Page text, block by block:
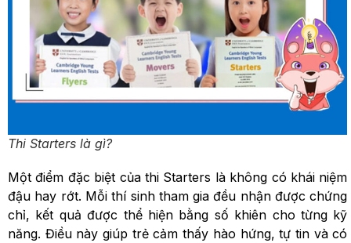
Thi Starters là gì?
Một điểm đặc biệt của thi Starters là không có khái niệm
đậu hay rớt. Mỗi thí sinh tham gia đều nhận được chứng
chỉ, kết quả được thể hiện bằng số khiên cho từng kỹ
năng. Điều này giúp trẻ cảm thấy hào hứng, tự tin và có